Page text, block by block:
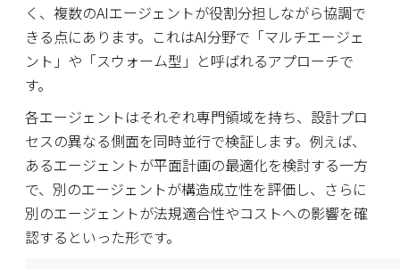
く、複数のAIエージェントが役割分担しながら協調で
きる点にあります。これはAI分野で「マルチエージェ
ント」や「スウォーム型」と呼ばれるアプローチで
す。
各エージェントはそれぞれ専門領域を持ち、設計プロ
セスの異なる側面を同時並行で検証します。例えば、
あるエージェントが平面計画の最適化を検討する一方
で、別のエージェントが構造成立性を評価し、さらに
別のエージェントが法規適合性やコストへの影響を確
認するといった形です。